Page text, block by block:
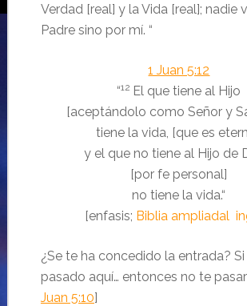
Verdad [real] y la Vida [real]; nadie
Padre sino por mí. “
1 Juan 5:12
“12 El que tiene al Hijo
[aceptándolo como Señor y
tiene la vida, [que es
y el que no tiene al Hijo de
[por fe personal]
no tiene la vida.“
[enfasis; Biblia ampliadal
¿Se te ha concedido la entrada?
pasado aquí… entonces no te
Juan 5:10]